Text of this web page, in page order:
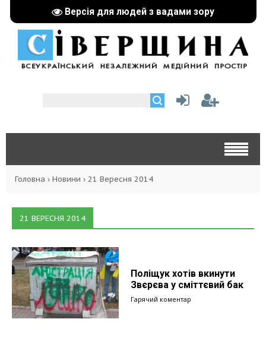
Версія для людей з вадами зору
Головна › Новини › 21 Вересня 2014
21 ВЕРЕСНЯ 2014
Поліщук хотів вкинути
Звєрєва у сміттєвий бак
Гарячий коментар